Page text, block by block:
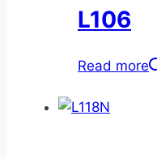
L106
Read more